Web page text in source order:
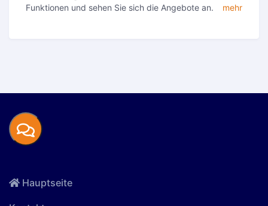
Funktionen und sehen Sie sich die Angebote an.
mehr
Hauptseite